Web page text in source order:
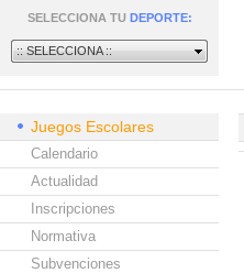
SELECCIONA TU DEPORTE:
:: SELECCIONA ::
Juegos Escolares
Calendario
Actualidad
Inscripciones
Normativa
Subvenciones